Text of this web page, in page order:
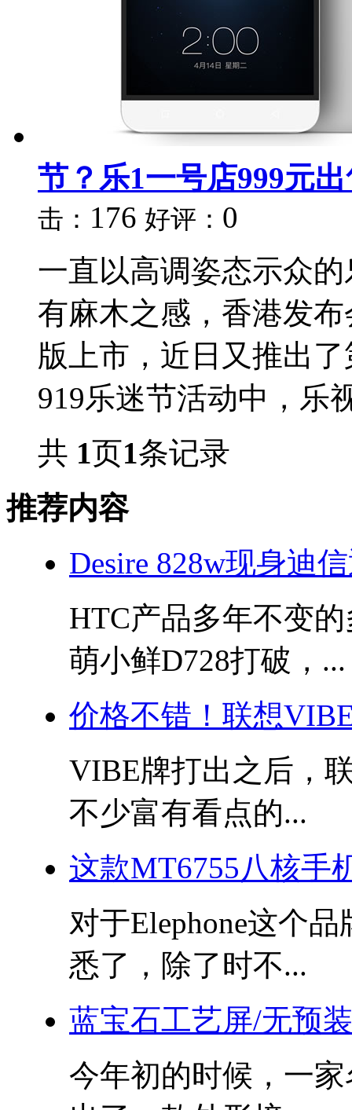
节？乐1一号店999元
击： 176 好评： 0
一直以高调姿态示众
有麻木之感，香港发
版上市，近日又推出
919乐迷节活动中，乐
共 1页1条记录
推荐内容
Desire 828w现身迪
HTC产品多年不变
萌小鲜D728打破，...
价格不错！联想
VIBE牌打出之后，
不少富有看点的...
这款MT6755八核手
对于Elephone这个
悉了，除了时不...
蓝宝石工艺屏/无预
今年初的时候，一